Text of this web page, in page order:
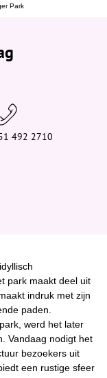
Park
492 2710
park maakt deel uit
indruk met zijn
paden.
werd het later
Vandaag nodigt het
bezoekers uit
een rustige sfeer